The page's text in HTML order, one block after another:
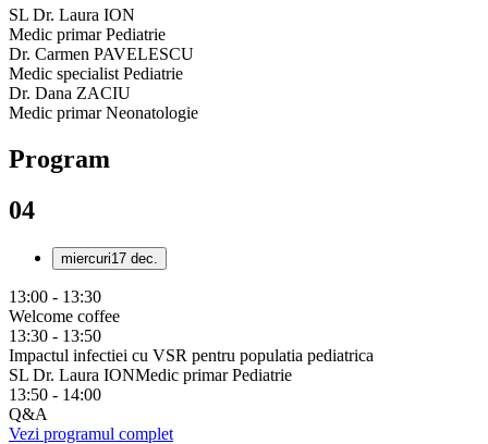
SL Dr. Laura ION
Medic primar Pediatrie
Dr. Carmen PAVELESCU
Medic specialist Pediatrie
Dr. Dana ZACIU
Medic primar Neonatologie
Program
04
miercuri17 dec.
13:00 - 13:30
Welcome coffee
13:30 - 13:50
Impactul infectiei cu VSR pentru populatia pediatrica
SL Dr. Laura IONMedic primar Pediatrie
13:50 - 14:00
Q&A
Vezi programul complet